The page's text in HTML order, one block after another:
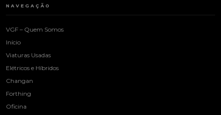
NAVEGAÇÃO
VGF – Quem Somos
Início
Viaturas Usadas
Elétricos e Híbridos
Changan
Forthing
Oficina